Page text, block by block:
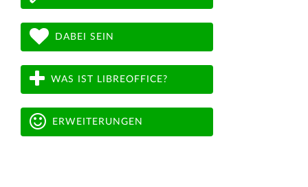
DABEI SEIN
WAS IST LIBREOFFICE?
ERWEITERUNGEN